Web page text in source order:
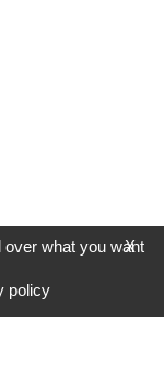
X
what you want
policy